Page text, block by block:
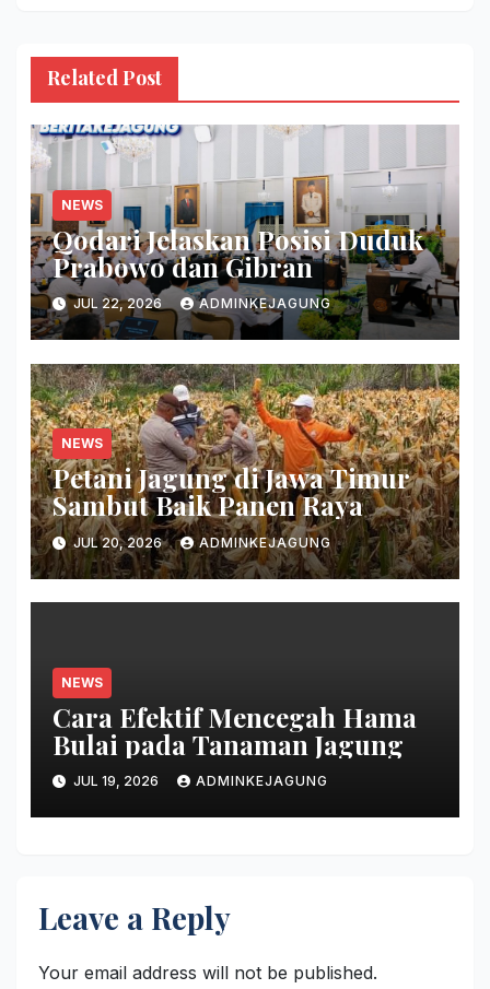
Related Post
NEWS
Qodari Jelaskan Posisi Duduk
Prabowo dan Gibran
JUL 22, 2026 ADMINKEJAGUNG
NEWS
Petani Jagung di Jawa Timur
Sambut Baik Panen Raya
JUL 20, 2026 ADMINKEJAGUNG
NEWS
Cara Efektif Mencegah Hama
Bulai pada Tanaman Jagung
JUL 19, 2026 ADMINKEJAGUNG
Leave a Reply
Your email address will not be published.